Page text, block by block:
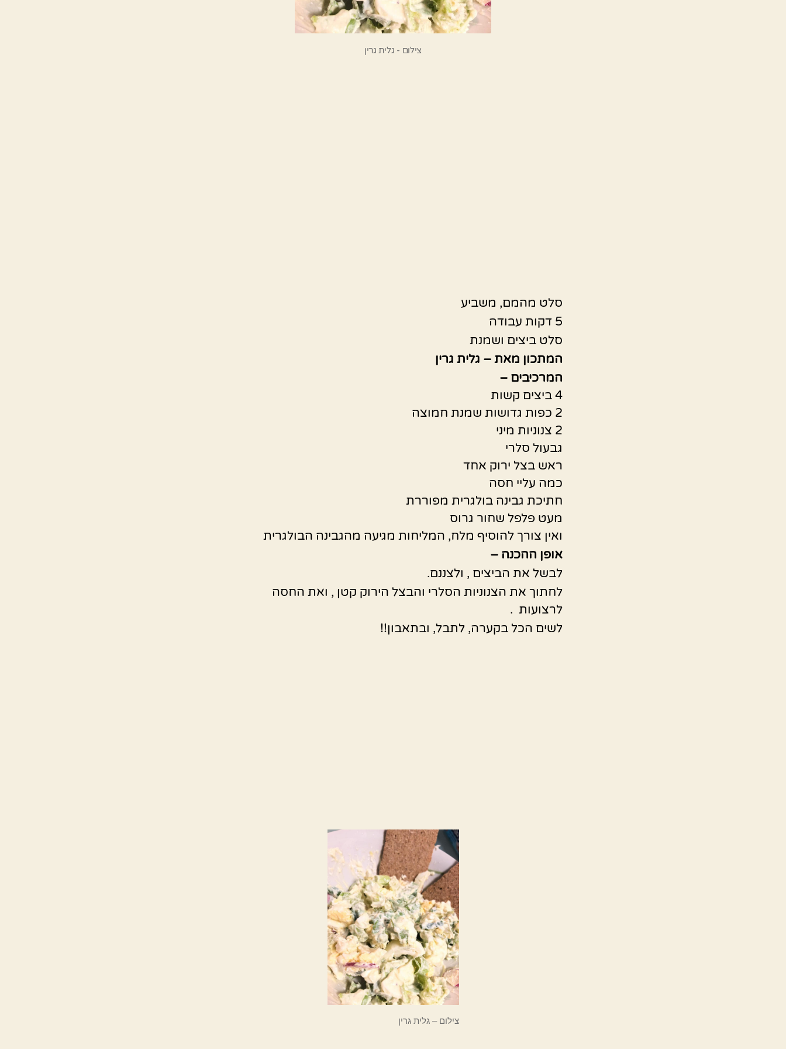
צילום - גלית גרין
סלט מהמם, משביע
5 דקות עבודה
סלט ביצים ושמנת
המתכון מאת – גלית גרין
המרכיבים –
4 ביצים קשות
2 כפות גדושות שמנת חמוצה
2 צנוניות מיני
גבעול סלרי
ראש בצל ירוק אחד
כמה עליי חסה
חתיכת גבינה בולגרית מפוררת
מעט פלפל שחור גרוס
ואין צורך להוסיף מלח, המליחות מגיעה מהגבינה הבולגרית
אופן ההכנה –
לבשל את הביצים , ולצננם.
לחתוך את הצנוניות הסלרי והבצל הירוק קטן , ואת החסה
לרצועות .
לשים הכל בקערה, לתבל, ובתאבון!!
צילום – גלית גרין